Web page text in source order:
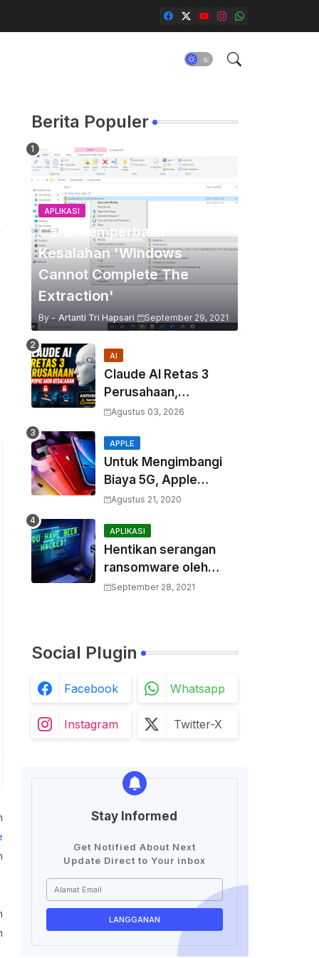
Berita Populer
APLIKASI
Cara Memperbaiki
Kesalahan 'Windows
Cannot Complete The
Extraction'
By - Artanti Tri Hapsari September 29, 2021
AI
Claude AI Retas 3
Perusahaan,
Anthropic Akui
Agustus 03, 2026
APPLE
Untuk Mengimbangi
Biaya 5G, Apple
Berencana
Komponen Baterai
Agustus 21, 2020
APLIKASI
Hentikan serangan
ransomware oleh
hacker! Berikut adalah
September 28, 2021
Social Plugin
Facebook Whatsapp
Instagram Twitter-X
Stay Informed
Get Notified About Next
Update Direct to Your inbox